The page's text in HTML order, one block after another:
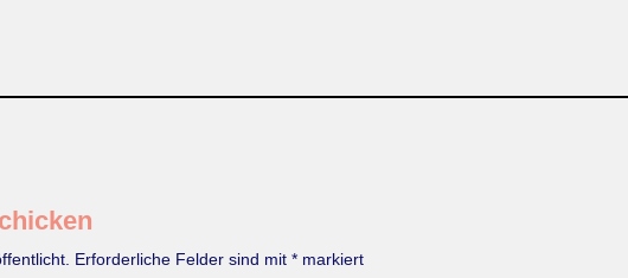
Erforderliche Felder sind mit* markiert